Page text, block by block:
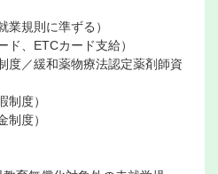
業規則に準ずる）
ド、ETCカード支給）
度／緩和薬物療法認定薬剤師資
制度）
制度）